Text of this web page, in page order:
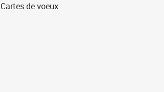
Cartes de voeux